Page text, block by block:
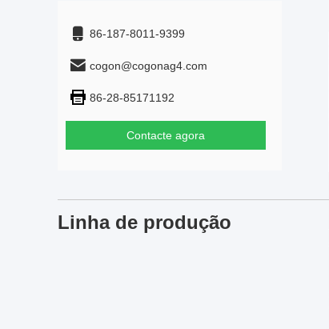
86-187-8011-9399
cogon@cogonag4.com
86-28-85171192
Contacte agora
Linha de produção